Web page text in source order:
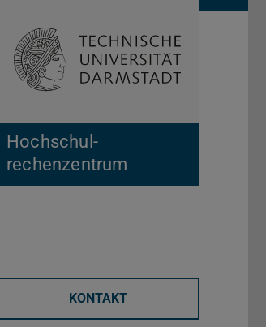
Hochschul­
rechenzentrum
Suche öffnen
KONTAKT